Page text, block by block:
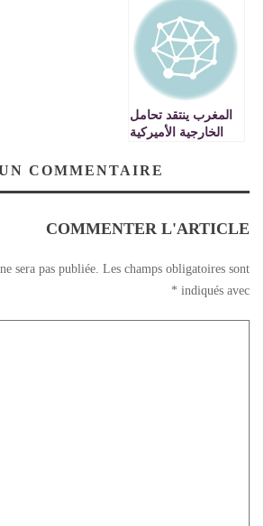
الشرقية والجمعيات
المهتمة تدق ناقوس
الخطر من أجل
حمايته من الانقراض
المغرب ينتقد تحامل
الخارجية الأميركية
الإنسان بالصحراءCOMMENTAIRE
COMMENTER L'ARTICLE
sera pas publiée. Les champs obligatoires sont
indiqués avec
*